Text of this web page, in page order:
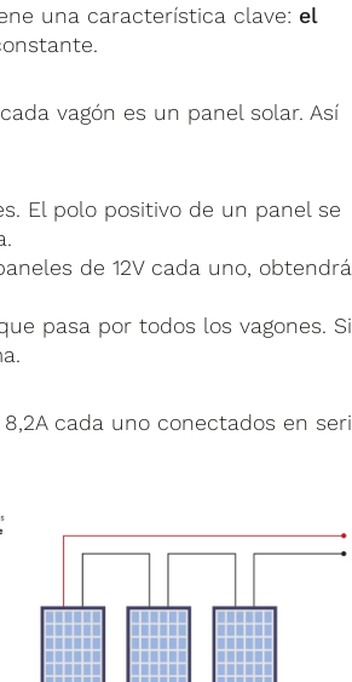
una característica clave: el
vagón es un panel solar. Así
El polo positivo de un panel se
de 12V cada uno,
pasa por todos los vagones. Si
cada uno conectados en